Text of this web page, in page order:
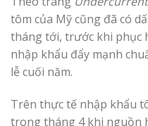
tôm của Mỹ cũng đã có
tháng tới, trước khi phục
nhập khẩu đẩy mạnh
lễ cuối năm.
Trên thực tế nhập khẩu
trong tháng 4 khi nguồn